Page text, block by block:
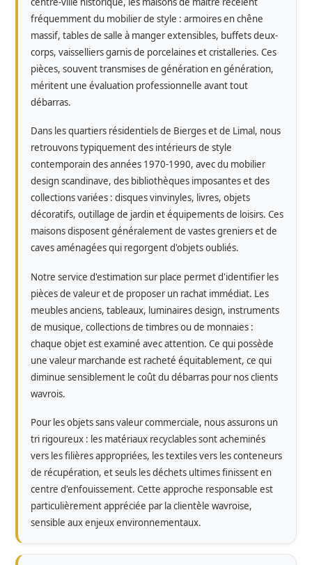
fréquemment du mobilier de style : armoires en chêne
massif, tables de salle à manger extensibles, buffets deux-
corps, vaisselliers garnis de porcelaines et cristalleries. Ces
pièces, souvent transmises de génération en génération,
méritent une évaluation professionnelle avant tout
débarras.
Dans les quartiers résidentiels de Bierges et de Limal, nous
retrouvons typiquement des intérieurs de style
contemporain des années 1970-1990, avec du mobilier
design scandinave, des bibliothèques imposantes et des
collections variées : disques vinvinyles, livres, objets
décoratifs, outillage de jardin et équipements de loisirs. Ces
maisons disposent généralement de vastes greniers et de
caves aménagées qui regorgent d'objets oubliés.
Notre service d'estimation sur place permet d'identifier les
pièces de valeur et de proposer un rachat immédiat. Les
meubles anciens, tableaux, luminaires design, instruments
de musique, collections de timbres ou de monnaies :
chaque objet est examiné avec attention. Ce qui possède
une valeur marchande est racheté équitablement, ce qui
diminue sensiblement le coût du débarras pour nos clients
wavrois.
Pour les objets sans valeur commerciale, nous assurons un
tri rigoureux : les matériaux recyclables sont acheminés
vers les filières appropriées, les textiles vers les conteneurs
de récupération, et seuls les déchets ultimes finissent en
centre d'enfouissement. Cette approche responsable est
particulièrement appréciée par la clientèle wavroise,
sensible aux enjeux environnementaux.